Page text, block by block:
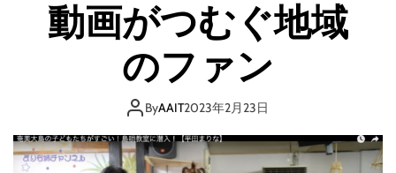
動画がつむぐ地域
のファン
ByAAIT2023年2月23日